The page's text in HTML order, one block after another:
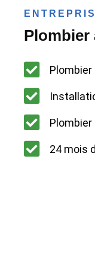
Plombier
24 mois